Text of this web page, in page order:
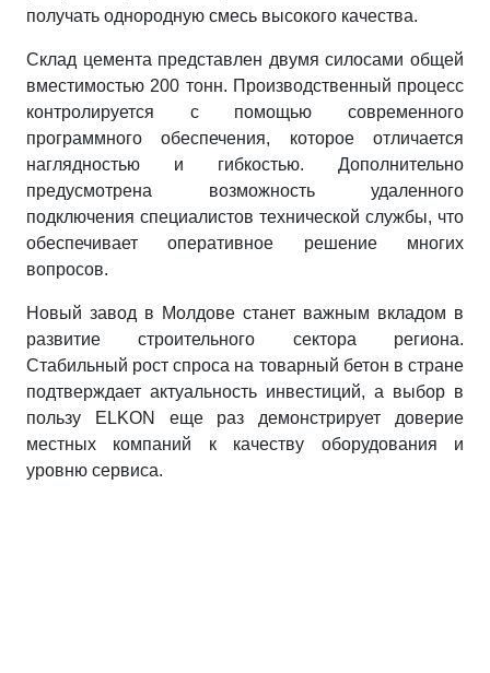
получать однородную смесь высокого качества.
Склад цемента представлен двумя силосами общей
вместимостью 200 тонн. Производственный процесс
контролируется с помощью современного
программного обеспечения, которое отличается
наглядностью и гибкостью. Дополнительно
предусмотрена возможность удаленного
подключения специалистов технической службы, что
обеспечивает оперативное решение многих
вопросов.
Новый завод в Молдове станет важным вкладом в
развитие строительного сектора региона.
Стабильный рост спроса на товарный бетон в стране
подтверждает актуальность инвестиций, а выбор в
пользу ELKON еще раз демонстрирует доверие
местных компаний к качеству оборудования и
уровню сервиса.